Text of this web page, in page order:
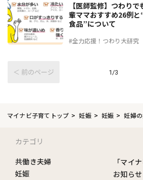
#全力応援！つわり大研究
【医師監修】つわり
輩ママおすすめ26例
食品”について
＜ 前のページ 1/3
マイナビ子育てトップ 妊娠 妊娠 妊婦
カテゴリ
共働き夫婦
妊娠
「マイ
お知らせ